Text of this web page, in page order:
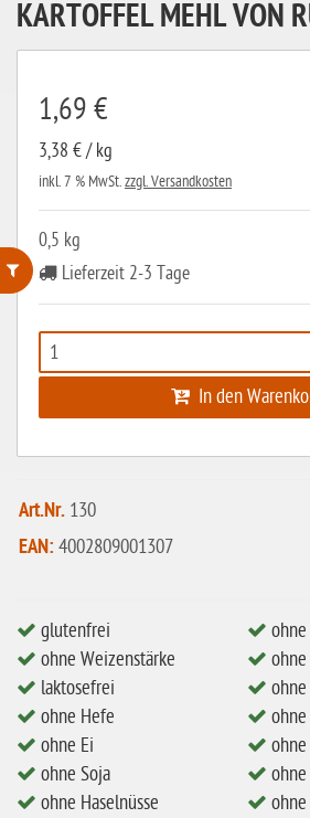
laktosefrei
ohne Haselnüsse
Bio
ohne Erdnüsse
eiweißarm / PKU
ohne Mandeln
ohne Milch
ohne Hafer
KARTOFFEL MEHL VON
1,69 €
3,38 € / kg
inkl. 7 % MwSt.zzgl. Versandkosten
0,5 kg
Lieferzeit 2-3 Tage
In den
Art.Nr. 130
EAN: 4002809001307
glutenfrei
ohne Weizenstärke
laktosefrei
ohne Hefe
ohne Ei
ohne Soja
ohne Haselnüsse
ohne